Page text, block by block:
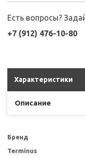
Есть вопросы?
+7 (912) 476-10-80
Характеристики
Описание
Бренд
Terminus